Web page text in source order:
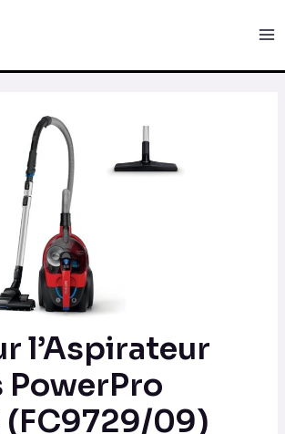
l’Aspirateur
PowerPro
(FC9729/09)